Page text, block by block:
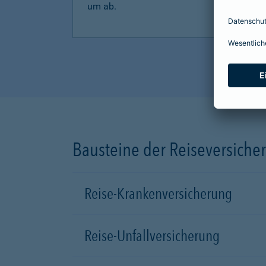
um ab.
Bausteine der
Reise-Krankenversicherung
Reise-Unfallversicherung